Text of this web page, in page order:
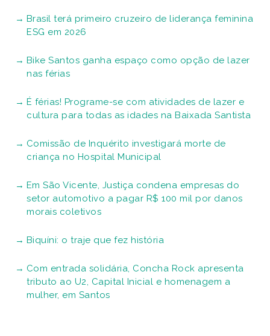
Brasil terá primeiro cruzeiro de liderança feminina
ESG em 2026
Bike Santos ganha espaço como opção de lazer
nas férias
É férias! Programe-se com atividades de lazer e
cultura para todas as idades na Baixada Santista
Comissão de Inquérito investigará morte de
criança no Hospital Municipal
Em São Vicente, Justiça condena empresas do
setor automotivo a pagar R$ 100 mil por danos
morais coletivos
Biquíni: o traje que fez história
Com entrada solidária, Concha Rock apresenta
tributo ao U2, Capital Inicial e homenagem a
mulher, em Santos